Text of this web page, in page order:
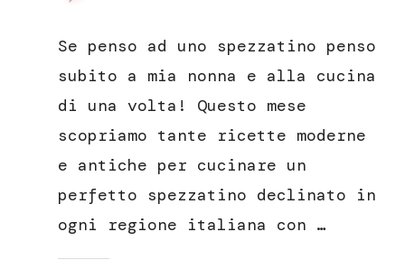
umido
IGP
Se penso ad uno spezzatino penso
subito a mia nonna e alla cucina
di una volta! Questo mese
scopriamo tante ricette moderne
e antiche per cucinare un
perfetto spezzatino declinato in
ogni regione italiana con …